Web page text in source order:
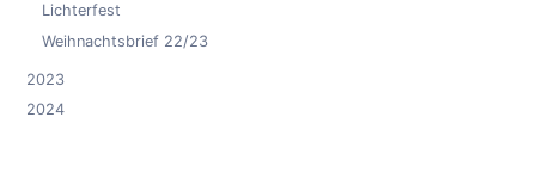
Lichterfest
Weihnachtsbrief 22/23
2023
2024